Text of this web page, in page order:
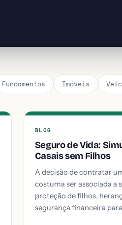
Fundamentos Imóveis
BLOG
Seguro de Vida:
Casais sem Filhos
A decisão de contratar
costuma ser associada a
proteção de filhos,
segurança financeira